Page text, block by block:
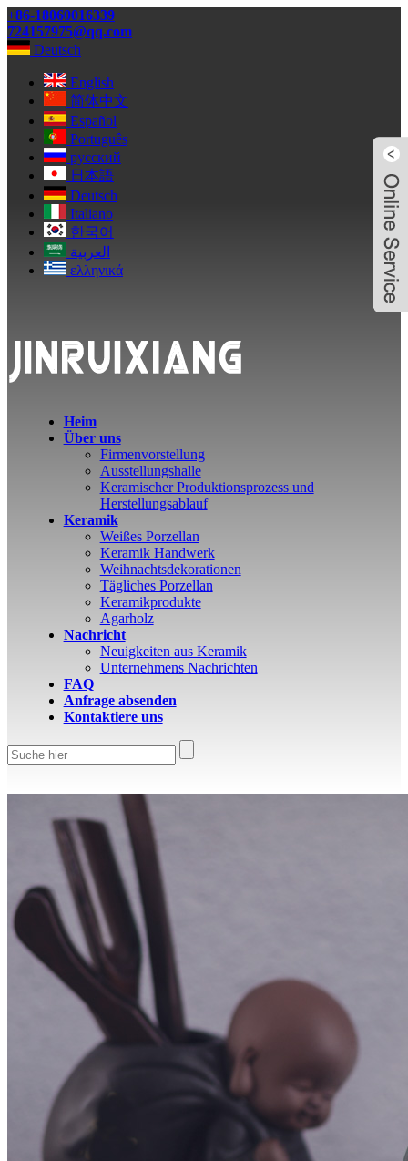
+86-18060016339
724157975@qq.com
Deutsch
English
简体中文
Español
Português
русский
日本語
Deutsch
Italiano
한국어
العربية
ελληνικά
Heim
Über uns
Firmenvorstellung
Ausstellungshalle
Keramischer Produktionsprozess und
Herstellungsablauf
Keramik
Weißes Porzellan
Keramik Handwerk
Weihnachtsdekorationen
Tägliches Porzellan
Keramikprodukte
Agarholz
Nachricht
Neuigkeiten aus Keramik
Unternehmens Nachrichten
FAQ
Anfrage absenden
Kontaktiere uns